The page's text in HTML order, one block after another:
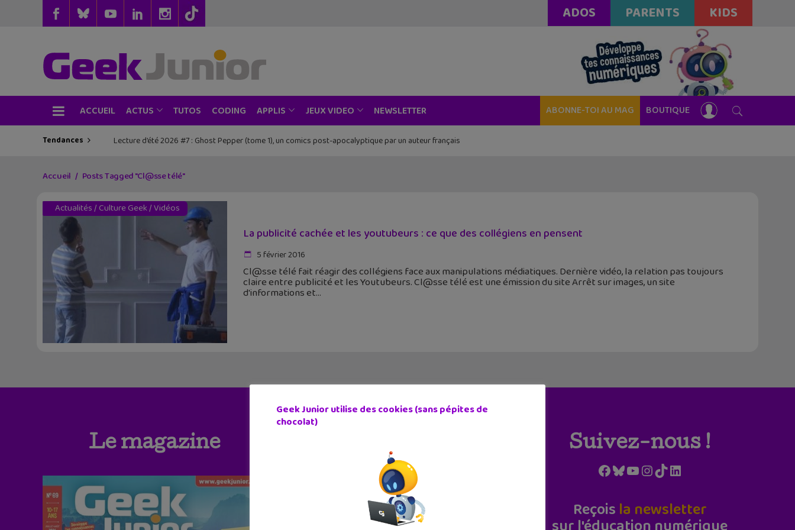
ADOS PARENTS KIDS
ACCUEIL ACTUS TUTOS CODING APPLIS JEUX VIDEO NEWSLETTER ABONNE-TOI AU MAG BOUTIQUE
Tendances Lecture d’été 2026 #7 : Ghost Pepper (tome 1), un comics post-apocalyptique par un auteur français
Accueil Posts Tagged "Cl@sse télé"
Actualités/ Culture Geek/Vidéos
La publicité cachée et les youtubeurs : ce que des collégiens en pensent
5 février 2016
Cl@sse télé fait réagir des collégiens face aux manipulations médiatiques. Dernière vidéo, la relation pas toujours
claire entre publicité et les Youtubeurs. Cl@sse télé est une émission du site Arrêt sur images, un site
d'informations et
Le magazine Suivez-nous !
Facebook
Bluesky
YouTube
Instagram
TikTokLinkedIn
Reçois la newsletter
Geek Junior utilise des cookies (sans pépites de
chocolat)